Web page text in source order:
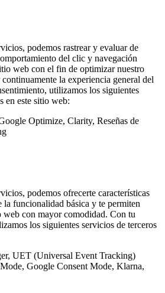
podemos rastrear y evaluar de
del clic y navegación
web con el fin de optimizar nuestro
la experiencia general del
utilizamos los siguientes
en este sitio web:
Optimize, Clarity, Reseñas de
podemos ofrecerte características
la funcionalidad básica y te permiten
web con mayor comodidad. Con tu
los siguientes servicios de terceros
UET (Universal Event Tracking)
Google Consent Mode, Klarna,